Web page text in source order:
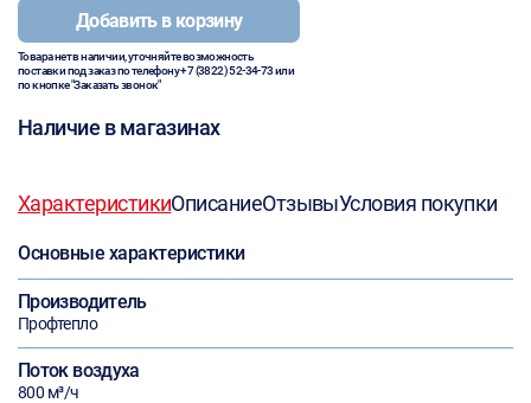
Добавить в корзину
Товара нет в наличии, уточняйте возможность
поставки под заказ по телефону+7 (3822) 52-34-73или
по кнопке "Заказать звонок"
Наличие в магазинах
ХарактеристикиОписаниеОтзывыУсловия покупки
Основные характеристики
Производитель
Профтепло
Поток воздуха
800 м³/ч